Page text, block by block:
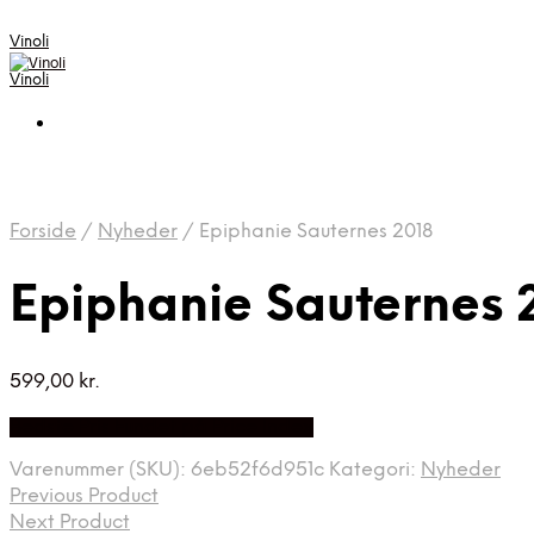
Vinoli
Vinoli
Forside / Nyheder / Epiphanie Sauternes 2018
Epiphanie Sauternes
599,00 kr.
Varenummer (SKU): 6eb52f6d951c Kategori: Nyheder
Previous Product
Next Product